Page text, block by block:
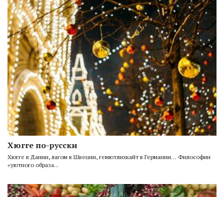
Хюгге по-русски
Хюгге в Дании, лагом в Швеции, гемютлихкайт в Германии… Философии
«уютного образа...